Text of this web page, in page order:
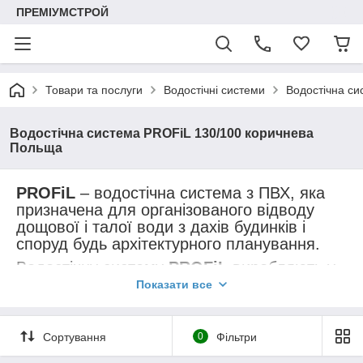
ПРЕМІУМСТРОЙ
Товари та послуги Водостічні системи Водостічна
Водостічна система PROFiL 130/100 коричнева
Польща
PROFiL – водостічна система з ПВХ, яка
призначена для організованого відводу
дощової і талої води з дахів будинків і
споруд будь архітектурного планування.
Водостічну систему PROFiL
виробляють у
Польщі вже понад 35-ти років. В Україні ця
будучи найпопулярнішим водостоком.
PROFiLнадає гарантію на водостічні
системи - 10 років. Вона поширюється на
Показати все
Сортування 0 Фільтри